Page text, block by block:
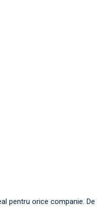
pentru orice companie. De